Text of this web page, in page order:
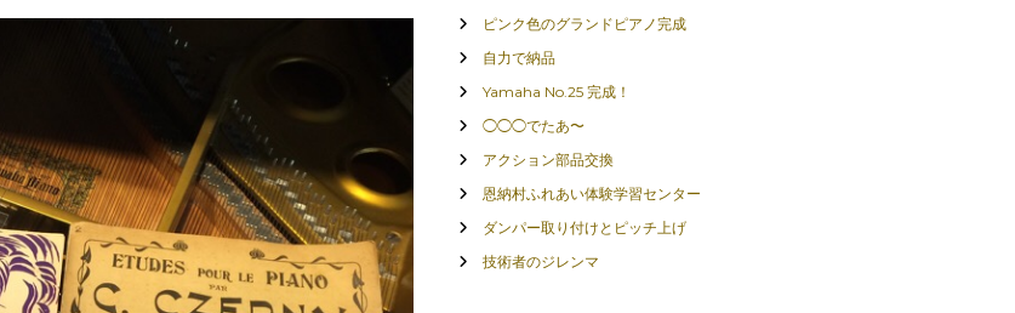
ピンク色のグランドピアノ完成
自力で納品
Yamaha No.25 完成！
◯◯◯でたあ〜
アクション部品交換
恩納村ふれあい体験学習センター
ダンパー取り付けとピッチ上げ
技術者のジレンマ